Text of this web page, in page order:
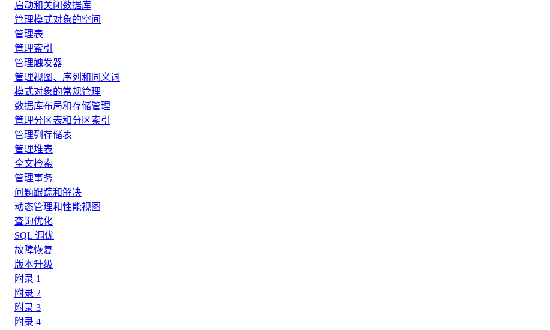
启动和关闭数据库
管理模式对象的空间
管理表
管理索引
管理触发器
管理视图、序列和同义词
模式对象的常规管理
数据库布局和存储管理
管理分区表和分区索引
管理列存储表
管理堆表
全文检索
管理事务
问题跟踪和解决
动态管理和性能视图
查询优化
SQL 调优
故障恢复
版本升级
附录 1
附录 2
附录 3
附录 4